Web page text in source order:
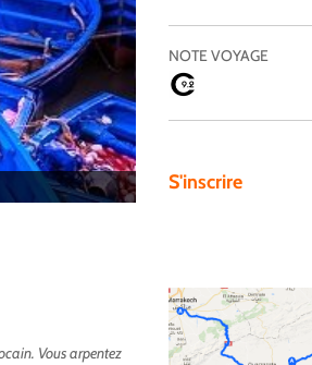
NOTE VOYAGE
S'inscrire
Vous arpentez